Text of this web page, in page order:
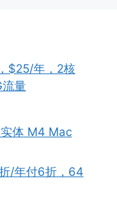
$25/年，2核
量
体 M4 Mac
/年付6折，64